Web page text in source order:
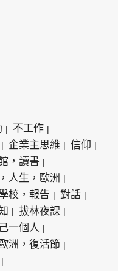
不工作
企業主思維
信仰
，讀書
人生，歐洲
校，報告
對話
拔林夜課
一個人
洲，復活節